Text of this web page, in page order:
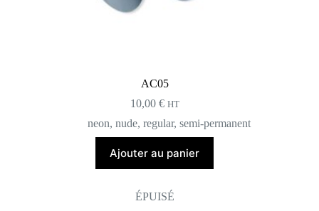
AC05
10,00 € HT
neon, nude, regular, semi-permanent
Ajouter au panier
ÉPUISÉ